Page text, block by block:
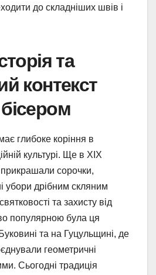
до складніших швів і
та
контекст
глибоке коріння в
культурі. Ще в XIX
прикрашали сорочки,
убори дрібним скляним
та захисту від
популярною була ця
та на Гуцульщині, де
геометричні
Сьогодні традиція